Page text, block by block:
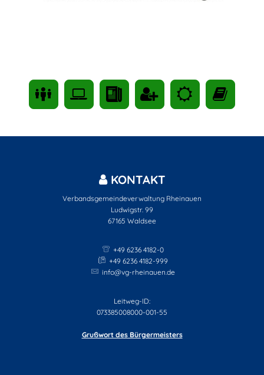
KONTAKT
Verbandsgemeindeverwaltung Rheinauen
Ludwigstr. 99
67165 Waldsee
+49 6236 4182-0
+49 6236 4182-999
info@vg-rheinauen.de
Leitweg-ID:
073385008000-001-55
Grußwort des Bürgermeisters